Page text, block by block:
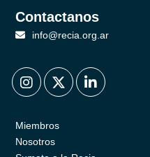
Contactanos
info@recia.org.ar
. . .
Miembros
Nosotros